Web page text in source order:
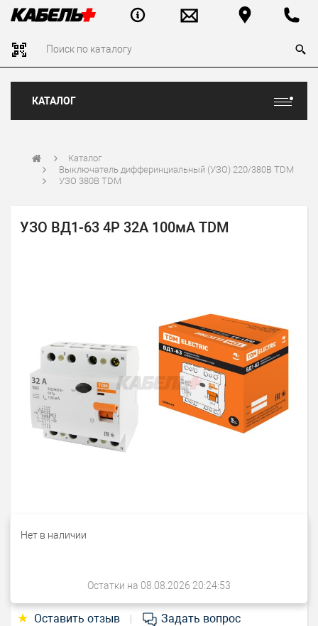
КАТАЛОГ
Каталог
Выключатель дифферинциальный (УЗО) 220/380В TDM
УЗО 380В TDM
УЗО ВД1-63 4Р 32А 100мА TDM
Нет в наличии
Остатки на 08.08.2026 20:24:53
★ Оставить отзыв Задать вопрос